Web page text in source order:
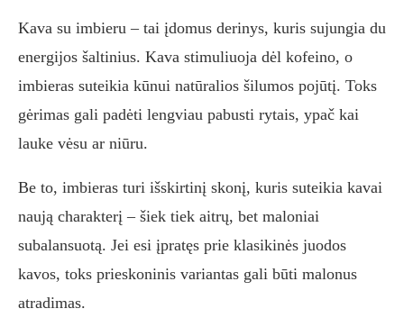
Kava su imbieru – tai įdomus derinys, kuris sujungia du
energijos šaltinius. Kava stimuliuoja dėl kofeino, o
imbieras suteikia kūnui natūralios šilumos pojūtį. Toks
gėrimas gali padėti lengviau pabusti rytais, ypač kai
lauke vėsu ar niūru.
Be to, imbieras turi išskirtinį skonį, kuris suteikia kavai
naują charakterį – šiek tiek aitrų, bet maloniai
subalansuotą. Jei esi įpratęs prie klasikinės juodos
kavos, toks prieskoninis variantas gali būti malonus
atradimas.